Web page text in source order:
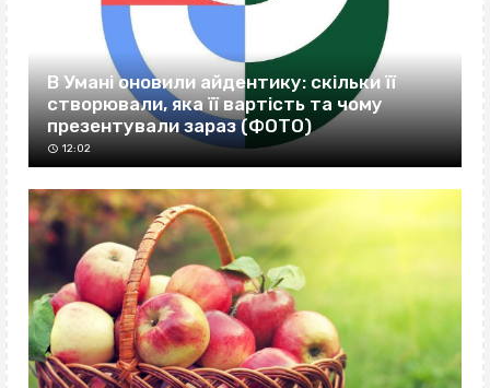
В Умані оновили айдентику: скільки її
створювали, яка її вартість та чому
презентували зараз (ФОТО)
12:02